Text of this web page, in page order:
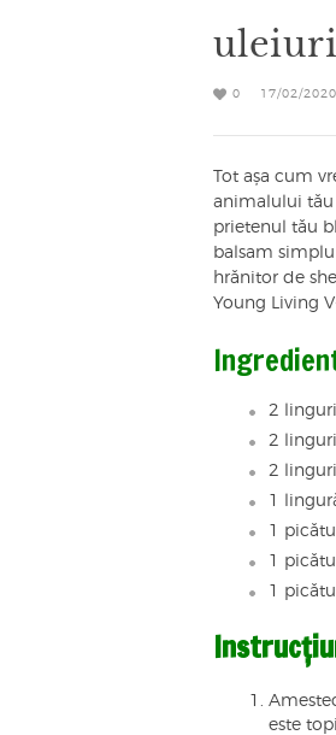
0 17/02/
Tot așa cum
animalului tău
prietenul tău
balsam
hrănitor de
Young Living
2
2
2
1
1
1
1
este